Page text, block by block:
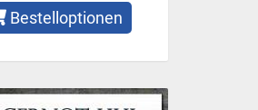
Bestelloptionen